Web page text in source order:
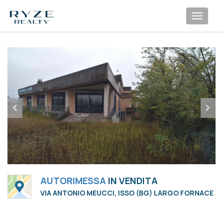
AUTORIMESSA IN VENDITA
VIA ANTONIO MEUCCI, ISSO (BG) LARGO FORNACE